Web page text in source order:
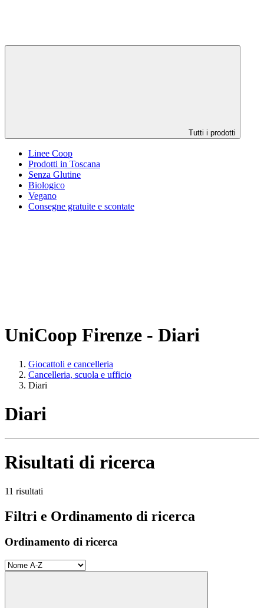
Tutti i prodotti
Linee Coop
Prodotti in Toscana
Senza Glutine
Biologico
Vegano
Consegne gratuite e scontate
UniCoop Firenze - Diari
Giocattoli e cancelleria
Cancelleria, scuola e ufficio
Diari
Diari
Risultati di ricerca
11 risultati
Filtri e Ordinamento di ricerca
Ordinamento di ricerca